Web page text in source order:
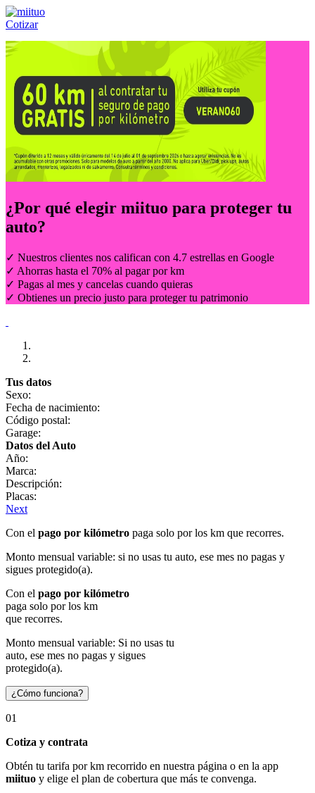
Cotizar
Llámanos al:(55) 84-21-05-00 ó
¿Por qué elegir miituo para proteger tu
auto?
✓ Nuestros clientes nos califican con 4.7 estrellas en Google
✓ Ahorras hasta el 70% al pagar por km
✓ Pagas al mes y cancelas cuando quieras
✓ Obtienes un precio justo para proteger tu patrimonio
Tus datos
Sexo:
Fecha de nacimiento:
Código postal:
Garage:
Datos del Auto
Año:
Marca:
Descripción:
Placas:
Next
Con el pago por kilómetro paga solo por los km que recorres.
Monto mensual variable: si no usas tu auto, ese mes no pagas y
sigues protegido(a).
Con el pago por kilómetro
paga solo por los km
que recorres.
Monto mensual variable: Si no usas tu
auto, ese mes no pagas y sigues
protegido(a).
¿Cómo funciona?
01
Cotiza y contrata
Obtén tu tarifa por km recorrido en nuestra página o en la app
miituo y elige el plan de cobertura que más te convenga.